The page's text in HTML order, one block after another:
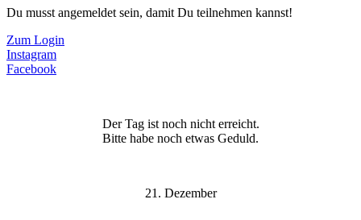
Du musst angemeldet sein, damit Du teilnehmen kannst!
Zum Login
Instagram
Facebook
Der Tag ist noch nicht erreicht.
Bitte habe noch etwas Geduld.
21. Dezember